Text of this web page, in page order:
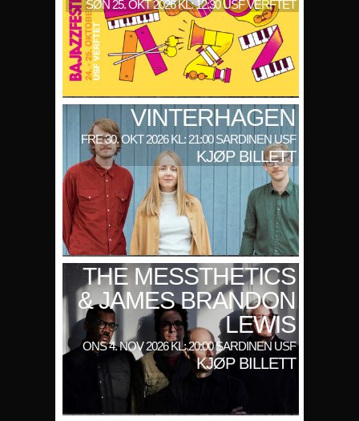
SØN 25. OKT 2026 KL: 12:30 USF VERFTET
VINTERHAGEN
FRE 30. OKT 2026 KL: 21:00 SARDINEN USF
KJØP BILLETT
THE MESSTHETICS
& JAMES BRANDON
LEWIS
ONS 4. NOV 2026 KL: 20:00 SARDINEN USF
KJØP BILLETT